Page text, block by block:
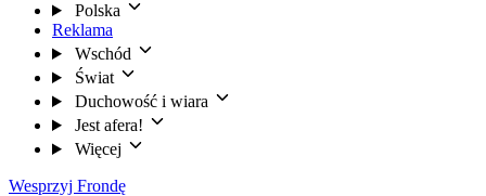
Polska
Reklama
Wschód
Świat
Duchowość i wiara
Jest afera!
Więcej
Wesprzyj Frondę